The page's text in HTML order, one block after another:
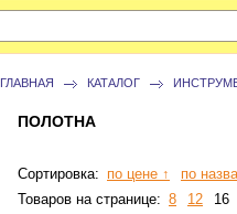
ГЛАВНАЯ КАТАЛОГ
ПОЛОТНА
Сортировка: по цене ↑ по
Товаров на странице: 8 12 16